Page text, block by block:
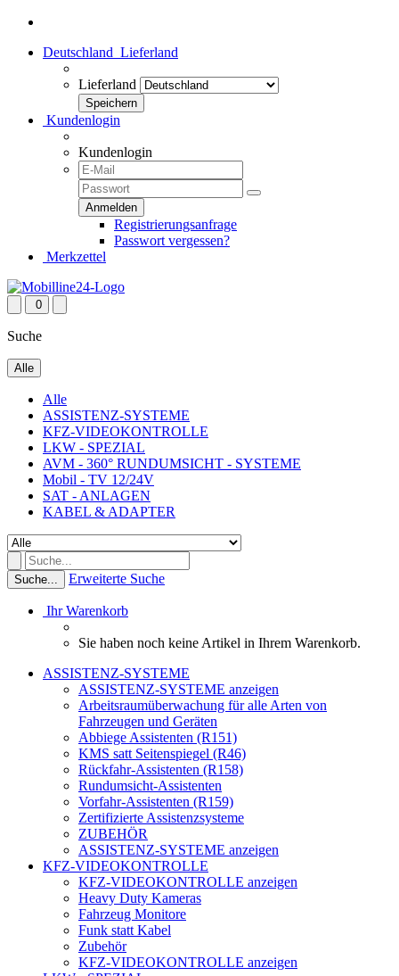
Deutschland Lieferland
Lieferland
Kundenlogin
Kundenlogin
Registrierungsanfrage
Passwort vergessen?
Merkzettel
0
Suche
Alle
Alle
ASSISTENZ-SYSTEME
KFZ-VIDEOKONTROLLE
LKW - SPEZIAL
AVM - 360° RUNDUMSICHT - SYSTEME
Mobil - TV 12/24V
SAT - ANLAGEN
KABEL & ADAPTER
Suche... Erweiterte Suche
Ihr Warenkorb
Sie haben noch keine Artikel in Ihrem Warenkorb.
ASSISTENZ-SYSTEME
ASSISTENZ-SYSTEME anzeigen
Arbeitsraumüberwachung für alle Arten von
Fahrzeugen und Geräten
Abbiege Assistenten (R151)
KMS satt Seitenspiegel (R46)
Rückfahr-Assistenten (R158)
Rundumsicht-Assistenten
Vorfahr-Assistenten (R159)
Zertifizierte Assistenzsysteme
ZUBEHÖR
ASSISTENZ-SYSTEME anzeigen
KFZ-VIDEOKONTROLLE
KFZ-VIDEOKONTROLLE anzeigen
Heavy Duty Kameras
Fahrzeug Monitore
Funk statt Kabel
Zubehör
KFZ-VIDEOKONTROLLE anzeigen